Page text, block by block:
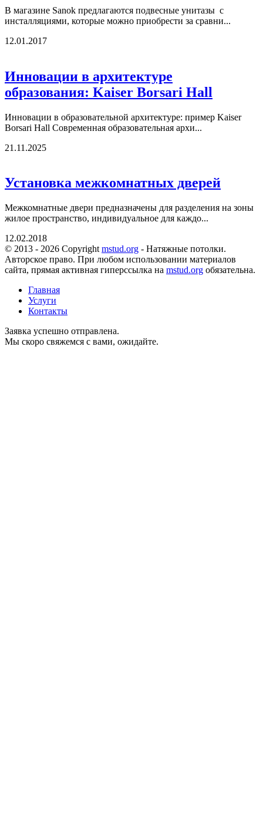
В магазине Sanok предлагаются подвесные унитазы с
инсталляциями, которые можно приобрести за сравни...
12.01.2017
Инновации в архитектуре
образования: Kaiser Borsari Hall
Инновации в образовательной архитектуре: пример Kaiser
Borsari Hall Современная образовательная архи...
21.11.2025
Установка межкомнатных дверей
Межкомнатные двери предназначены для разделения на зоны
жилое пространство, индивидуальное для каждо...
12.02.2018
© 2013 - 2026 Copyright mstud.org - Натяжные потолки.
Авторское право. При любом использовании материалов
сайта, прямая активная гиперссылка на mstud.org обязательна.
Главная
Услуги
Контакты
Заявка успешно отправлена.
Мы скоро свяжемся с вами, ожидайте.